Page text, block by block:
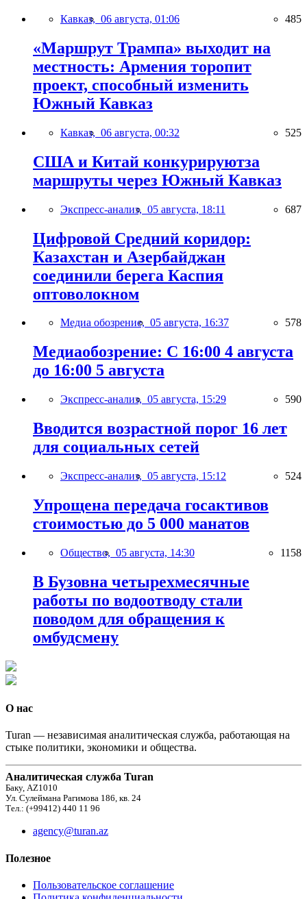
Кавказ, 06 августа, 01:06 485
«Маршрут Трампа» выходит на
местность: Армения торопит
проект, способный изменить
Южный Кавказ
Кавказ, 06 августа, 00:32 525
США и Китай конкурируютза
маршруты через Южный Кавказ
Экспресс-анализ, 05 августа, 18:11 687
Цифровой Средний коридор:
Казахстан и Азербайджан
соединили берега Каспия
оптоволокном
Медиа обозрение, 05 августа, 16:37 578
Медиаобозрение: С 16:00 4 августа
до 16:00 5 августа
Экспресс-анализ, 05 августа, 15:29 590
Вводится возрастной порог 16 лет
для социальных сетей
Экспресс-анализ, 05 августа, 15:12 524
Упрощена передача госактивов
стоимостью до 5 000 манатов
Общество, 05 августа, 14:30 1158
В Бузовна четырехмесячные
работы по водоотводу стали
поводом для обращения к
омбудсмену
О нас
Turan — независимая аналитическая служба, работающая на
стыке политики, экономики и общества.
Аналитическая служба Turan
Баку, AZ1010
Ул. Сулеймана Рагимова 186, кв. 24
Тел.: (+99412) 440 11 96
agency@turan.az
Полезное
Пользовательское соглашение